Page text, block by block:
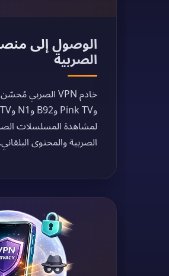
الوصول إلى
الصربية
لمشاهدة المسلسلات
الصربية والمحتوى البلقاني.